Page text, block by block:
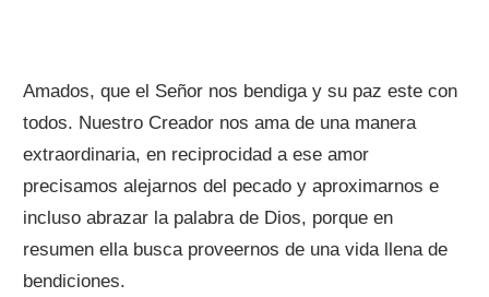
Amados, que el Señor nos bendiga y su paz este con
todos. Nuestro Creador nos ama de una manera
extraordinaria, en reciprocidad a ese amor
precisamos alejarnos del pecado y aproximarnos e
incluso abrazar la palabra de Dios, porque en
resumen ella busca proveernos de una vida llena de
bendiciones.